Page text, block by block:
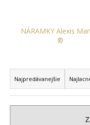
NÁRAMKY Alexis
®
R
a
d
e
Najpredávanejšie
j
s
ť
?